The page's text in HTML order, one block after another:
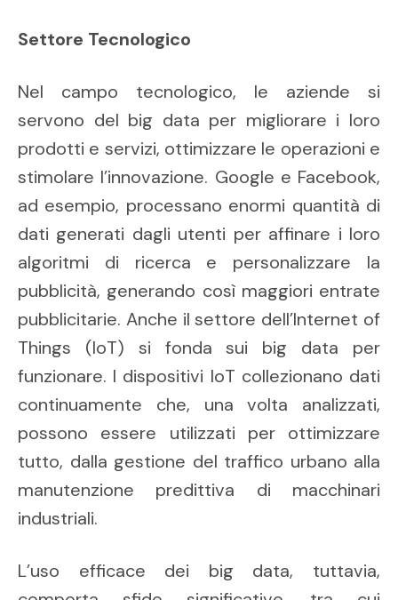
Settore Tecnologico
Nel campo tecnologico, le aziende si
servono del big data per migliorare i loro
prodotti e servizi, ottimizzare le operazioni e
stimolare l’innovazione. Google e Facebook,
ad esempio, processano enormi quantità di
dati generati dagli utenti per affinare i loro
algoritmi di ricerca e personalizzare la
pubblicità, generando così maggiori entrate
pubblicitarie. Anche il settore dell’Internet of
Things (IoT) si fonda sui big data per
funzionare. I dispositivi IoT collezionano dati
continuamente che, una volta analizzati,
possono essere utilizzati per ottimizzare
tutto, dalla gestione del traffico urbano alla
manutenzione predittiva di macchinari
industriali.
L’uso efficace dei big data, tuttavia,